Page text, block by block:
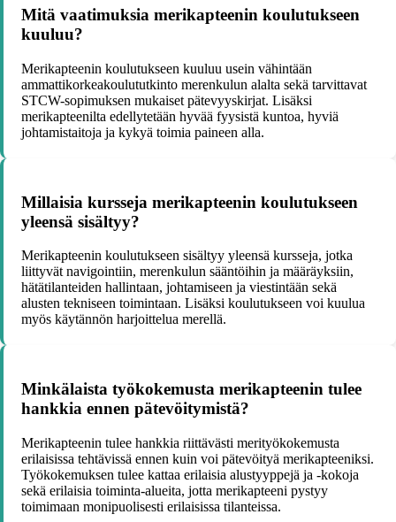
Mitä vaatimuksia merikapteenin koulutukseen
kuuluu?
Merikapteenin koulutukseen kuuluu usein vähintään
ammattikorkeakoulututkinto merenkulun alalta sekä tarvittavat
STCW-sopimuksen mukaiset pätevyyskirjat. Lisäksi
merikapteenilta edellytetään hyvää fyysistä kuntoa, hyviä
johtamistaitoja ja kykyä toimia paineen alla.
Millaisia kursseja merikapteenin koulutukseen
yleensä sisältyy?
Merikapteenin koulutukseen sisältyy yleensä kursseja, jotka
liittyvät navigointiin, merenkulun sääntöihin ja määräyksiin,
hätätilanteiden hallintaan, johtamiseen ja viestintään sekä
alusten tekniseen toimintaan. Lisäksi koulutukseen voi kuulua
myös käytännön harjoittelua merellä.
Minkälaista työkokemusta merikapteenin tulee
hankkia ennen pätevöitymistä?
Merikapteenin tulee hankkia riittävästi merityökokemusta
erilaisissa tehtävissä ennen kuin voi pätevöityä merikapteeniksi.
Työkokemuksen tulee kattaa erilaisia alustyyppejä ja -kokoja
sekä erilaisia toiminta-alueita, jotta merikapteeni pystyy
toimimaan monipuolisesti erilaisissa tilanteissa.